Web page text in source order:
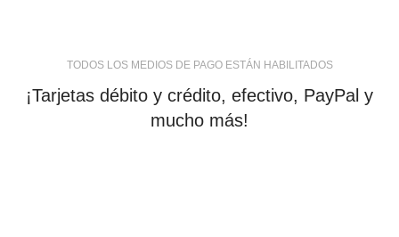
TODOS LOS MEDIOS DE PAGO ESTÁN HABILITADOS
¡Tarjetas débito y crédito, efectivo, PayPal y
mucho más!